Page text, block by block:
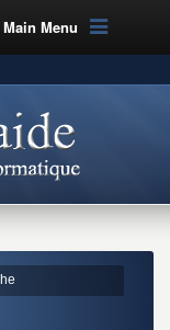
Main Menu